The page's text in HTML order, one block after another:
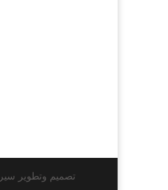
تصميم وتطوير